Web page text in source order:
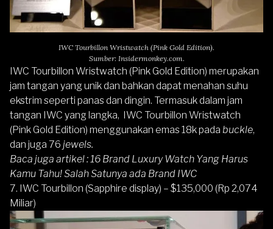
IWC Tourbillon Wristwatch (Pink Gold Edition).
Sumber: Insidermonkey.com.
IWC Tourbillon Wristwatch (Pink Gold Edition) merupakan
jam tangan yang unik dan bahkan dapat menahan suhu
ekstrim seperti panas dan dingin. Termasuk dalam jam
tangan IWC yang langka, IWC Tourbillon Wristwatch
(Pink Gold Edition) menggunakan emas 18k pada buckle,
dan juga 76 jewels.
Baca juga artikel :16 Brand Luxury Watch Yang Harus
Kamu Tahu! Salah Satunya ada Brand IWC
7. IWC Tourbillon (Sapphire display) – $135,000 (Rp 2,074
Miliar)